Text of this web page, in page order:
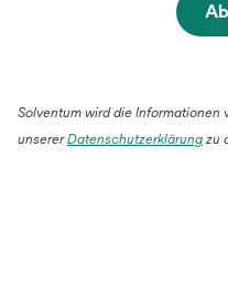
Solventum wird die Informationen
unsererDatenschutzerklärung zu